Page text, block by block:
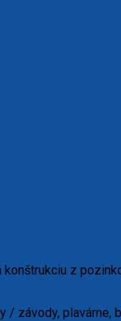
z
/ závody, plavárne,